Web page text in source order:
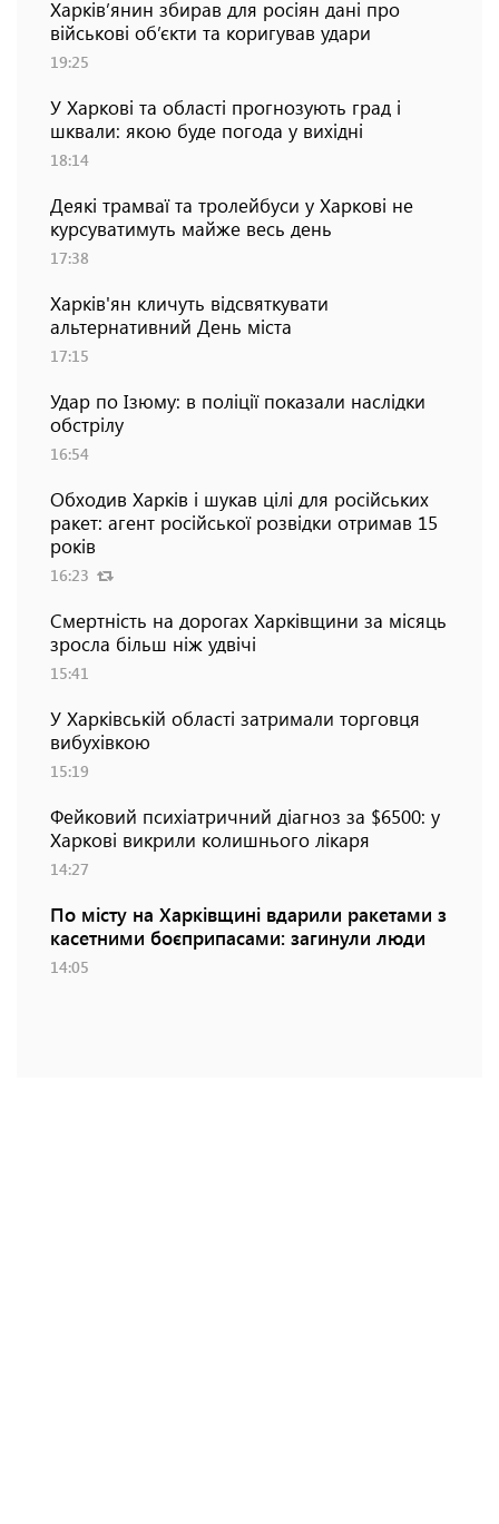
Харків’янин збирав для росіян дані про
військові об’єкти та коригував удари
19:25
У Харкові та області прогнозують град і
шквали: якою буде погода у вихідні
18:14
Деякі трамваї та тролейбуси у Харкові не
курсуватимуть майже весь день
17:38
Харків'ян кличуть відсвяткувати
альтернативний День міста
17:15
Удар по Ізюму: в поліції показали наслідки
обстрілу
16:54
Обходив Харків і шукав цілі для російських
ракет: агент російської розвідки отримав 15
років
16:23
Смертність на дорогах Харківщини за місяць
зросла більш ніж удвічі
15:41
У Харківській області затримали торговця
вибухівкою
15:19
Фейковий психіатричний діагноз за $6500: у
Харкові викрили колишнього лікаря
14:27
По місту на Харківщині вдарили ракетами з
касетними боєприпасами: загинули люди
14:05